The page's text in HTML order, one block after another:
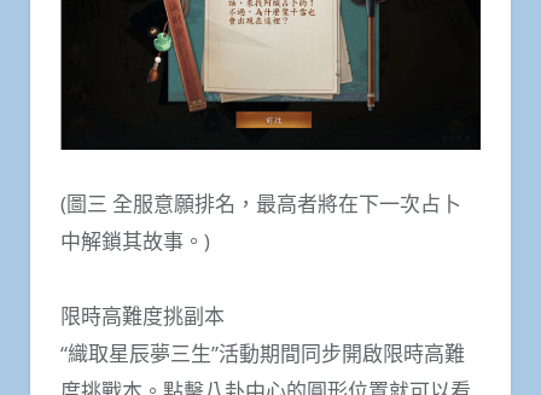
(圖三 全服意願排名，最高者將在下一次占卜
中解鎖其故事。)
限時高難度挑副本
“織取星辰夢三生”活動期間同步開啟限時高難